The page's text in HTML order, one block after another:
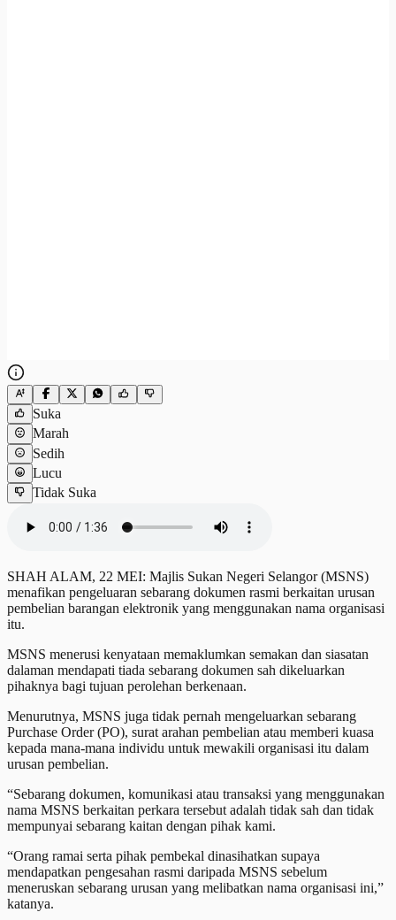
Suka
Marah
Sedih
Lucu
Tidak Suka
SHAH ALAM, 22 MEI: Majlis Sukan Negeri Selangor (MSNS)
menafikan pengeluaran sebarang dokumen rasmi berkaitan urusan
pembelian barangan elektronik yang menggunakan nama organisasi
itu.
MSNS menerusi kenyataan memaklumkan semakan dan siasatan
dalaman mendapati tiada sebarang dokumen sah dikeluarkan
pihaknya bagi tujuan perolehan berkenaan.
Menurutnya, MSNS juga tidak pernah mengeluarkan sebarang
Purchase Order (PO), surat arahan pembelian atau memberi kuasa
kepada mana-mana individu untuk mewakili organisasi itu dalam
urusan pembelian.
“Sebarang dokumen, komunikasi atau transaksi yang menggunakan
nama MSNS berkaitan perkara tersebut adalah tidak sah dan tidak
mempunyai sebarang kaitan dengan pihak kami.
“Orang ramai serta pihak pembekal dinasihatkan supaya
mendapatkan pengesahan rasmi daripada MSNS sebelum
meneruskan sebarang urusan yang melibatkan nama organisasi ini,”
katanya.